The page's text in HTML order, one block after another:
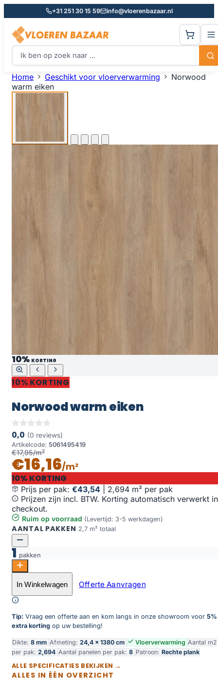
+31 251 30 15 59 info@vloerenbazaar.nl
Home Geschikt voor vloerverwarming
Norwood
warm eiken
10% KORTING
10% KORTING
Norwood warm eiken
0,0 (0 reviews)
Artikelcode: 5061495419
€17,95/m²
€16,16/m²
10% KORTING
Prijs per pak: €43,54
2,694 m² per pak
Prijzen zijn incl. BTW. Korting automatisch verwerkt in
checkout.
Ruim op voorraad (Levertijd: 3-5 werkdagen)
AANTAL PAKKEN 2,7 m² totaal
1 pakken
Norwood warm eiken aantal
Toevoegen aan winkelwagen
In Winkelwagen Offerte Aanvragen
Tip: Vraag een offerte aan en kom langs in onze showroom voor 5%
extra korting op uw bestelling!
Dikte: 8 mm Afmeting: 24,4 × 1380 cm Vloerverwarming Aantal m2
per pak: 2,694 Aantal panelen per pak: 8 Patroon: Rechte plank
ALLE SPECIFICATIES BEKIJKEN →
ALLES IN ÉÉN OVERZICHT